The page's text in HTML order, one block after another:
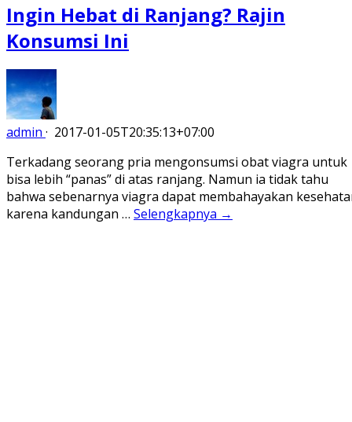
Ingin Hebat di Ranjang? Rajin
Konsumsi Ini
admin · 2017-01-05T20:35:13+07:00
Terkadang seorang pria mengonsumsi obat viagra untuk
bisa lebih “panas” di atas ranjang. Namun ia tidak tahu
bahwa sebenarnya viagra dapat membahayakan
karena kandungan … Selengkapnya →